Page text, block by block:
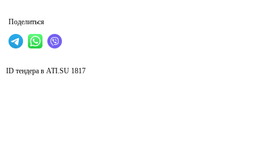
Поделиться
ID тендера в ATI.SU 1817